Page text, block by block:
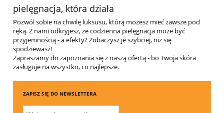
pielęgnacja, która działa
Pozwól sobie na chwilę luksusu, którą możesz mieć zawsze pod
ręką. Z nami odkryjesz, że codzienna pielęgnacja może być
przyjemnością - a efekty? Zobaczysz je szybciej, niż się
spodziewasz!
Zapraszamy do zapoznania się z naszą ofertą - bo Twoja skóra
zasługuje na wszystko, co najlepsze.
ZAPISZ SIĘ DO NEWSLETTERA